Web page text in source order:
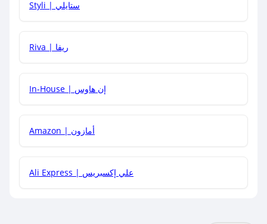
هل يمكنني جمع كود خصم مع العروض الأخرى؟
Styli | ستايلي
Riva | ريفا
In-House | إن هاوس
Amazon | أمازون
Ali Express | علي إكسبريس